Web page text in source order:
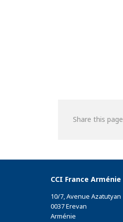
Share this page
CCI France Arménie
10/7, Avenue Azatutyan
0037 Erevan
Arménie